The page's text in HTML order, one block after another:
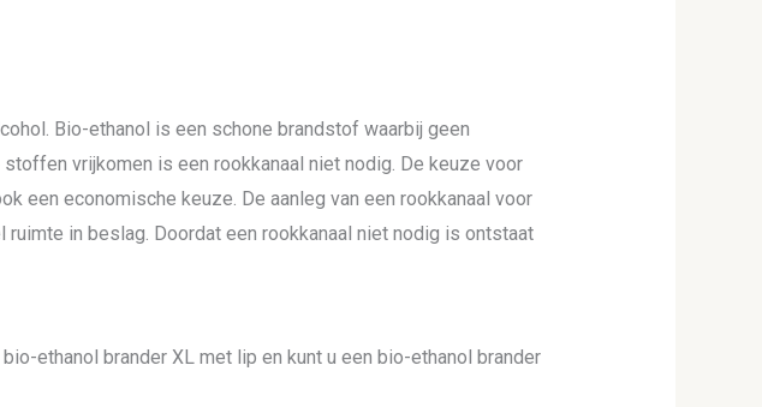
Bio-ethanol is een schone brandstof waarbij geen
vrijkomen is een rookkanaal niet nodig. De keuze voor
een economische keuze. De aanleg van een rookkanaal voor
in beslag. Doordat een rookkanaal niet nodig is ontstaat
ethanol brander XL met lip en kunt u een bio-ethanol brander